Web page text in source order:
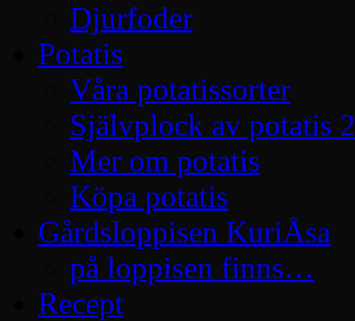
Djurfoder
Potatis
Våra potatissorter
Självplock av potatis
Mer om potatis
Köpa potatis
Gårdsloppisen KuriÅsa
på loppisen finns…
Recept